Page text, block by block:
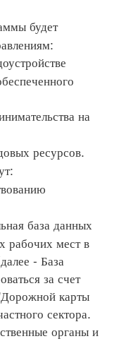
будет
на
ресурсов.
база данных
рабочих мест в
- База
за счет
карты
сектора.
органы и